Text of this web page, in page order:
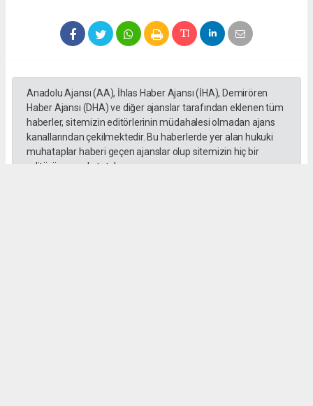
Anadolu Ajansı (AA), İhlas Haber Ajansı (İHA), Demirören
Haber Ajansı (DHA) ve diğer ajanslar tarafından eklenen tüm
haberler, sitemizin editörlerinin müdahalesi olmadan ajans
kanallarından çekilmektedir. Bu haberlerde yer alan hukuki
muhataplar haberi geçen ajanslar olup sitemizin hiç bir
editörü sorumlu tutulamaz...